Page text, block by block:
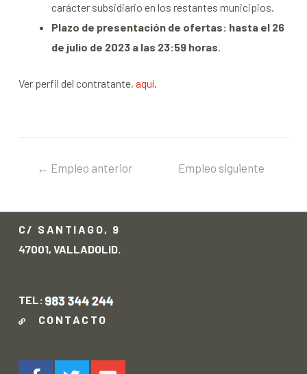
carácter subsidiario en los restantes municipios.
Plazo de presentación de ofertas: hasta el 26
de julio de 2023 a las 23:59 horas.
Ver perfil del contratante, aquí.
← Empleo anterior
Empleo siguiente
C/ SANTIAGO, 9
47001, VALLADOLID.
TEL:
CONTACTO